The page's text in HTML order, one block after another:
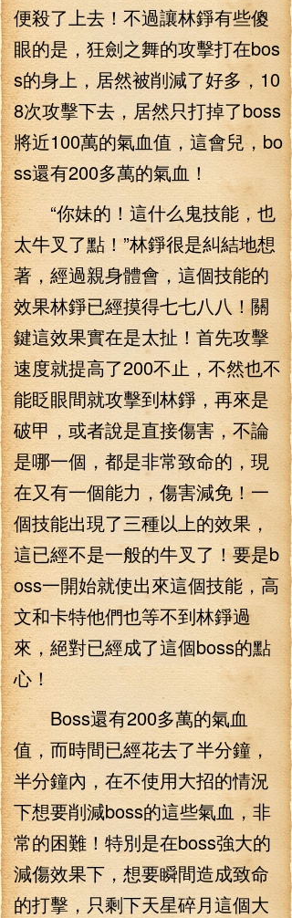
便殺了上去！不過讓林錚有些傻
眼的是，狂劍之舞的攻擊打在bos
s的身上，居然被削減了好多，10
8次攻擊下去，居然只打掉了boss
將近100萬的氣血值，這會兒，bo
ss還有200多萬的氣血！
“你妹的！這什么鬼技能，也
太牛叉了點！”林錚很是糾結地想
著，經過親身體會，這個技能的
效果林錚已經摸得七七八八！關
鍵這效果實在是太扯！首先攻擊
速度就提高了200不止，不然也不
能眨眼間就攻擊到林錚，再來是
破甲，或者說是直接傷害，不論
是哪一個，都是非常致命的，現
在又有一個能力，傷害減免！一
個技能出現了三種以上的效果，
這已經不是一般的牛叉了！要是b
oss一開始就使出來這個技能，高
文和卡特他們也等不到林錚過
來，絕對已經成了這個boss的點
心！
Boss還有200多萬的氣血
值，而時間已經花去了半分鐘，
半分鐘內，在不使用大招的情況
下想要削減boss的這些氣血，非
常的困難！特別是在boss強大的
減傷效果下，想要瞬間造成致命
的打擊，只剩下天星碎月這個大